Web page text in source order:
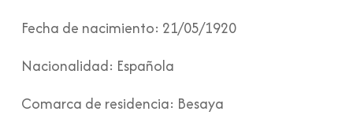
Fecha de nacimiento: 21/05/1920
Nacionalidad: Española
Comarca de residencia: Besaya